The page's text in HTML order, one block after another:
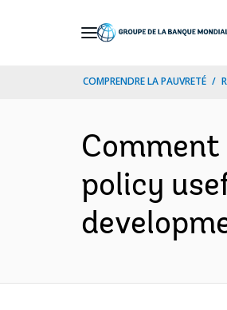
COMPRENDRE LA PAUVRETÉ
policy